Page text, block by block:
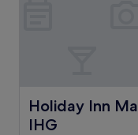
Holiday Inn
IHG
Holiday Inn